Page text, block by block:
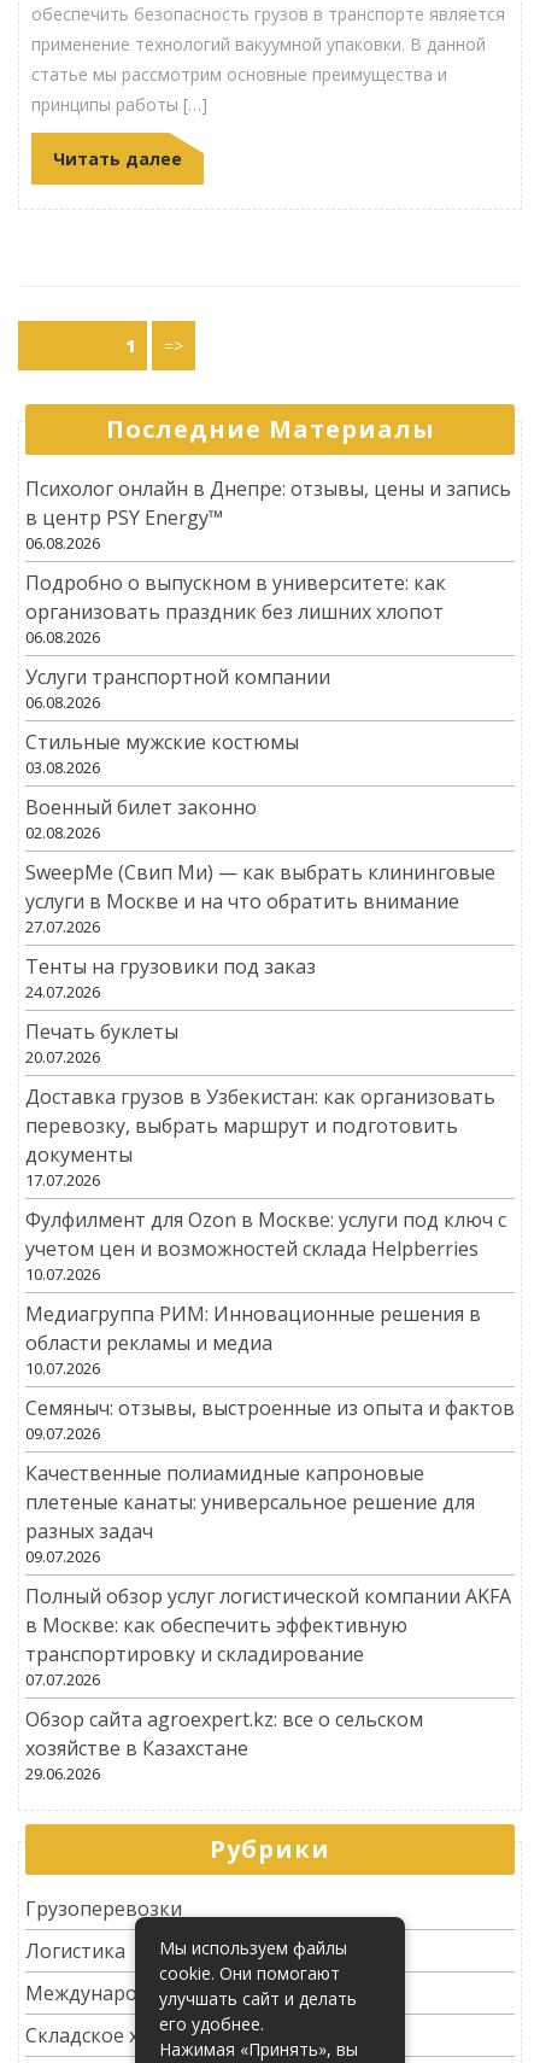
обеспечить безопасность грузов в транспорте является
применение технологий вакуумной упаковки. В данной
статье мы рассмотрим основные преимущества и
принципы работы […]
Читать далее
Пагинация
записей
1 =>
Последние Материалы
Психолог онлайн в Днепре: отзывы, цены и запись
в центр PSY Energy™
06.08.2026
Подробно о выпускном в университете: как
организовать праздник без лишних хлопот
06.08.2026
Услуги транспортной компании
06.08.2026
Стильные мужские костюмы
03.08.2026
Военный билет законно
02.08.2026
SweepMe (Свип Ми) — как выбрать клининговые
услуги в Москве и на что обратить внимание
27.07.2026
Тенты на грузовики под заказ
24.07.2026
Печать буклеты
20.07.2026
Доставка грузов в Узбекистан: как организовать
перевозку, выбрать маршрут и подготовить
документы
17.07.2026
Фулфилмент для Ozon в Москве: услуги под ключ с
учетом цен и возможностей склада Helpberries
10.07.2026
Медиагруппа РИМ: Инновационные решения в
области рекламы и медиа
10.07.2026
Семяныч: отзывы, выстроенные из опыта и фактов
09.07.2026
Качественные полиамидные капроновые
плетеные канаты: универсальное решение для
разных задач
09.07.2026
Полный обзор услуг логистической компании AKFA
в Москве: как обеспечить эффективную
транспортировку и складирование
07.07.2026
Обзор сайта agroexpert.kz: все о сельском
хозяйстве в Казахстане
29.06.2026
Рубрики
Грузоперевозки
Логистика
Международные перевозки
Складское хозяйство
Мы используем файлы
cookie. Они помогают
улучшать сайт и делать
его удобнее.
Нажимая «Принять», вы